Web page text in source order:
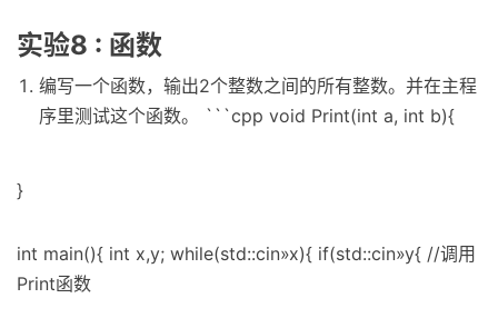
实验8 : 函数
编写一个函数，输出2个整数之间的所有整数。并在主程
序里测试这个函数。 ```cpp void Print(int a, int b){
}
int main(){ int x,y; while(std::cin»x){ if(std::cin»y{ //调用
Print函数